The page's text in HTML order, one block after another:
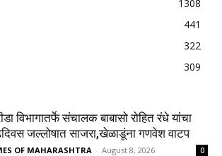
1308
441
322
309
विभागातर्फे संचालक बाबासो रोहित रंधे यांचा
जल्लोषात साजरा,खेळाडूंना गणवेश वाटप
OF MAHARASHTRA - August 8, 2026 0